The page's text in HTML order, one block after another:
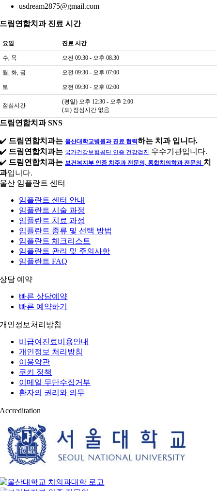
usdream2875@gmail.com
드림연합치과 진료 시간
요일 진료 시간
수, 목 오전 09:30 - 오후 08:30
월, 화, 금 오전 09:30 - 오후 07:00
토 오전 09:30 - 오후 02:00
점심시간
(평일) 오후 12:30 - 오후 2:00
(토) 점심시간 없음
드림연합치과 SNS
✔️ 드림연합치과는 울산대학교병원과 진료 협력하는 치과 입니다.
✔️ 드림연합치과는 국가건강보험공단 인증 건강검진 우수기관입니다.
✔️ 드림연합치과는 보건복지부 인증 치주과 전문의, 통합치의학과 전문의 치
과입니다.
울산 임플란트 센터
임플란트 센터 안내
임플란트 시술 과정
임플란트 치료 과정
임플란트 종류 및 선택 방법
임플란트 체크리스트
임플란트 관리 및 주의사항
임플란트 FAQ
상담 예약
빠른 상담예약
빠른 예약하기
개인정보처리방침
비급여진료비용안내
개인정보 처리방침
이용약관
쿠키 정책
이메일 무단수집거부
환자의 권리와 의무
Accreditation